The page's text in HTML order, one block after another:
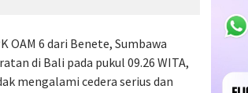
6 dari Benete, Sumbawa
di Bali pada pukul 09.26 WITA,
mengalami cedera serius dan